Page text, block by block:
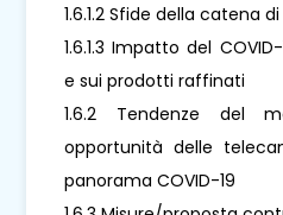
1.6.1.2 Sfide della catena
1.6.1.3 Impatto del
e sui prodotti raffinati
1.6.2 Tendenze del
opportunità delle
panorama COVID-19